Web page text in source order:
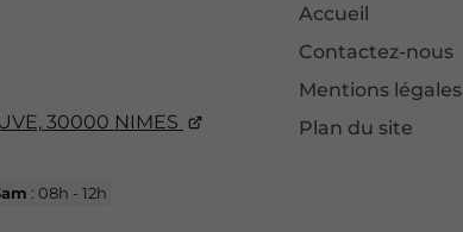
30000 NIMES
: 08h - 12h
Accueil
Contactez-nous
Mentions légales
Plan du site